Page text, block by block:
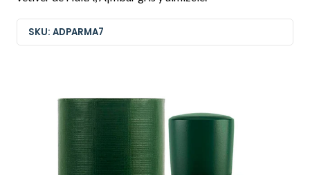
SKU: ADPARMA7